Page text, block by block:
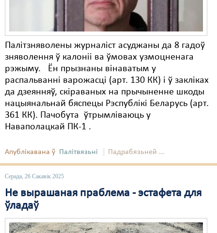
Палітзняволены журналіст асуджаны да 8 гадоў
зняволення ў калоніі ва ўмовах узмоцненага
рэжыму. Ён прызнаны вінаватым у
распальванні варожасці (арт. 130 КК) і ў закліках
да дзеянняў, скіраваных на прычыненне шкоды
нацыянальнай бяспецы Рэспублікі Беларусь (арт.
361 КК). Пачобута ўтрымліваюць у
Наваполацкай ПК-1 .
Апублікавана ў Палітвязьні Падрабязьней ...
Серада, 26 Сакавік 2025
Не вырашаная праблема - эстафета для
ўладаў
Мігранты
Мірныя сходы
Палітвязьні
Праваабаронцы
Правы дзіцяці
Пэнітэнцыярная сыстэма
Распальваньне варожасьці
Свабода слова
Свабода сумленьня
Суд